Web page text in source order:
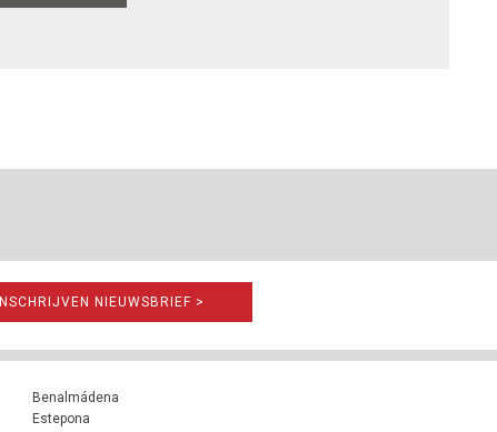
INSCHRIJVEN NIEUWSBRIEF >
Benalmádena
Estepona